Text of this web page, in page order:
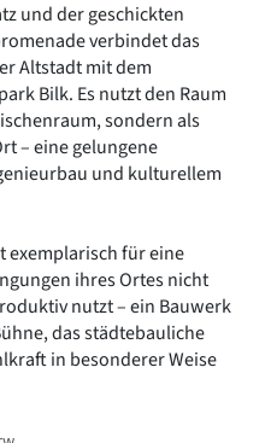
und der geschickten
verbindet das
Altstadt mit dem
Bilk. Es nutzt den Raum
sondern als
– eine gelungene
und kulturellem
exemplarisch für eine
ihres Ortes nicht
nutzt – ein Bauwerk
das städtebauliche
in besonderer Weise